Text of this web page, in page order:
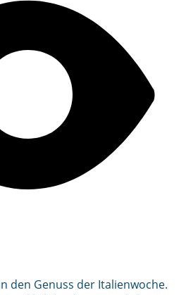
den Genuss der Italienwoche.